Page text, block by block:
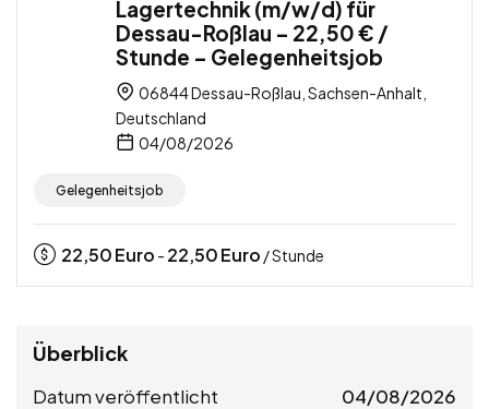
Lagertechnik (m/w/d) für
Dessau-Roßlau – 22,50 € /
Stunde – Gelegenheitsjob
06844 Dessau-Roßlau, Sachsen-Anhalt,
Deutschland
04/08/2026
Gelegenheitsjob
22,50Euro - 22,50Euro / Stunde
Überblick
Datum veröffentlicht 04/08/2026